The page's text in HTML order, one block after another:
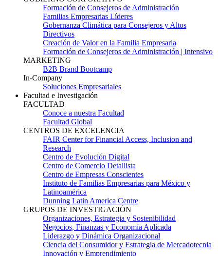
Formación de Consejeros de Administración
Familias Empresarias Líderes
Gobernanza Climática para Consejeros y Altos
Directivos
Creación de Valor en la Familia Empresaria
Formación de Consejeros de Administración | Intensivo
MARKETING
B2B Brand Bootcamp
In-Company
Soluciones Empresariales
Facultad e Investigación
FACULTAD
Conoce a nuestra Facultad
Facultad Global
CENTROS DE EXCELENCIA
FAIR Center for Financial Access, Inclusion and
Research
Centro de Evolución Digital
Centro de Comercio Detallista
Centro de Empresas Conscientes
Instituto de Familias Empresarias para México y
Latinoamérica
Dunning Latin America Centre
GRUPOS DE INVESTIGACIÓN
Organizaciones, Estrategia y Sostenibilidad
Negocios, Finanzas y Economía Aplicada
Liderazgo y Dinámica Organizacional
Ciencia del Consumidor y Estrategia de Mercadotecnia
Innovación y Emprendimiento